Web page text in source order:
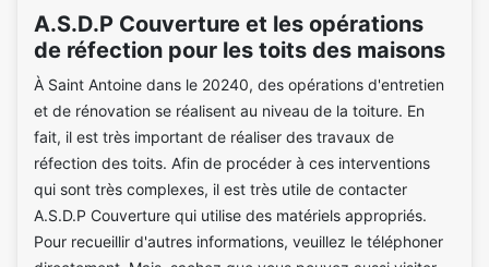
A.S.D.P Couverture et les opérations
de réfection pour les toits des maisons
À Saint Antoine dans le 20240, des opérations d'entretien
et de rénovation se réalisent au niveau de la toiture. En
fait, il est très important de réaliser des travaux de
réfection des toits. Afin de procéder à ces interventions
qui sont très complexes, il est très utile de contacter
A.S.D.P Couverture qui utilise des matériels appropriés.
Pour recueillir d'autres informations, veuillez le téléphoner